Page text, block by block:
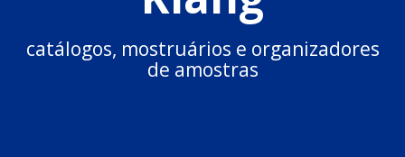
catálogos, mostruários e organizadores
de amostras